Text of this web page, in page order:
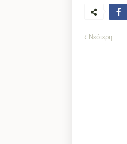
Νεότερη